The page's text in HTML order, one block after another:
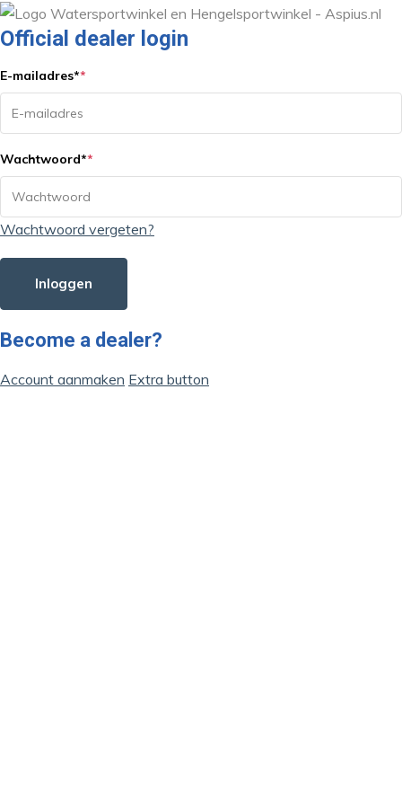
Official dealer login
E-mailadres**
Wachtwoord**
Wachtwoord vergeten?
Inloggen
Become a dealer?
Account aanmaken Extra button